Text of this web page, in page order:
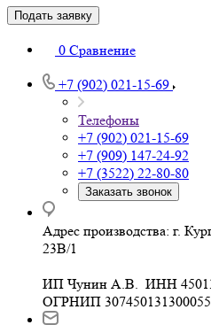
Подать заявку
0 Сравнение
+7 (902) 021-15-69
Телефоны
+7 (902) 021-15-69
+7 (909) 147-24-92
+7 (3522) 22-80-80
Заказать звонок
Адрес производства: г.
23В/1
ИП Чунин А.В. ИНН
ОГРНИП 307450131300055